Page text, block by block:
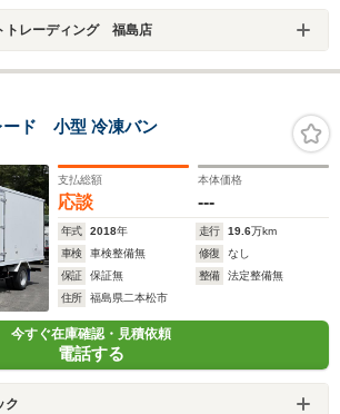
トレーディング 福島店
ド 小型 冷凍バン
支払総額
応談
本体価格
---
年式 2018年 走行 19.6万km
車検
車検整備無 修復
なし
保証
保証無 整備
法定整備無
住所
福島県二本松市
今すぐ在庫確認・見積依頼
電話する
ク